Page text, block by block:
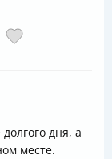
дня, а
месте.